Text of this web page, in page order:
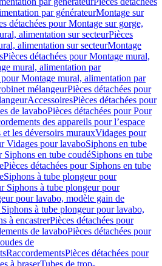
par générateurMontage sur
détachées pour Montage sur gorge,
alimentation sur secteurPièces
alimentation sur secteurMontage
Pièces détachées pour Montage mural,
mural, alimentation par
pour Montage mural, alimentation par
mélangeurPièces détachées pour
AccessoiresPièces détachées pour
de lavaboPièces détachées pour Pour
des appareils pour l’espace
les déversoirs murauxVidages pour
Vidages pour lavaboSiphons en tube
Siphons en tube coudéSiphons en tube
Pièces détachées pour Siphons en tube
Siphons à tube plongeur pour
Siphons à tube plongeur pour
pour lavabo, modèle gain de
à tube plongeur pour lavabo,
à encastrerPièces détachées pour
de lavaboPièces détachées pour
de
RaccordementsPièces détachées pour
à braserTubes de trop-